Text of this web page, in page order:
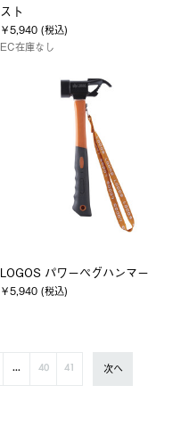
スト
￥5,940 (税込)
EC在庫なし
LOGOS パワーペグハンマー
￥5,940 (税込)
... 40 41 次へ